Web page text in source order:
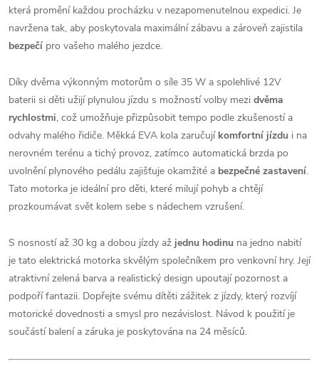
která promění každou procházku v nezapomenutelnou expedici. Je
navržena tak, aby poskytovala maximální zábavu a zároveň zajistila
bezpečí pro vašeho malého jezdce.
Díky dvěma výkonným motorům o síle 35 W a spolehlivé 12V
baterii si děti užijí plynulou jízdu s možností volby mezi dvěma
rychlostmi, což umožňuje přizpůsobit tempo podle zkušeností a
odvahy malého řidiče. Měkká EVA kola zaručují komfortní jízdu i na
nerovném terénu a tichý provoz, zatímco automatická brzda po
uvolnění plynového pedálu zajišťuje okamžité a bezpečné zastavení.
Tato motorka je ideální pro děti, které milují pohyb a chtějí
prozkoumávat svět kolem sebe s nádechem vzrušení.
S nosností až 30 kg a dobou jízdy až jednu hodinu na jedno nabití
je tato elektrická motorka skvělým společníkem pro venkovní hry. Její
atraktivní zelená barva a realistický design upoutají pozornost a
podpoří fantazii. Dopřejte svému dítěti zážitek z jízdy, který rozvíjí
motorické dovednosti a smysl pro nezávislost. Návod k použití je
součástí balení a záruka je poskytována na 24 měsíců.